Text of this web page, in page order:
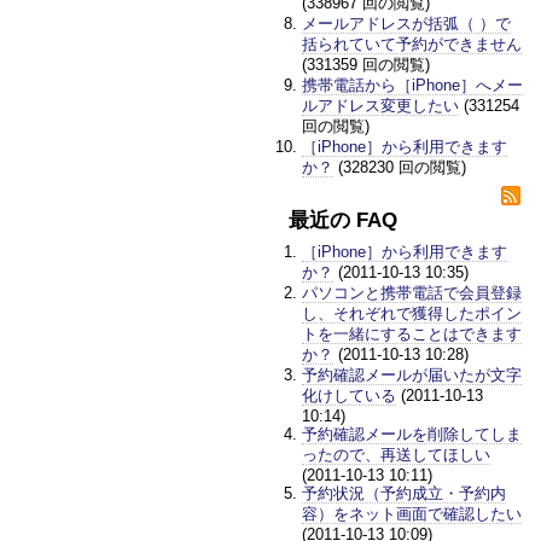
メールアドレスが括弧（ ）で
括られていて予約ができません
(331359 回の閲覧)
携帯電話から［iPhone］へメー
ルアドレス変更したい (331254
回の閲覧)
［iPhone］から利用できます
か？ (328230 回の閲覧)
最近の FAQ
［iPhone］から利用できます
か？ (2011-10-13 10:35)
パソコンと携帯電話で会員登録
し、それぞれで獲得したポイン
トを一緒にすることはできます
か？ (2011-10-13 10:28)
予約確認メールが届いたが文字
化けしている (2011-10-13
10:14)
予約確認メールを削除してしま
ったので、再送してほしい
(2011-10-13 10:11)
予約状況（予約成立・予約内
容）をネット画面で確認したい
(2011-10-13 10:09)